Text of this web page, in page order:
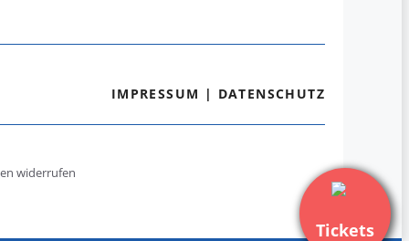
Tickets
IMPRESSUM | DATENSCHUTZ
widerrufen